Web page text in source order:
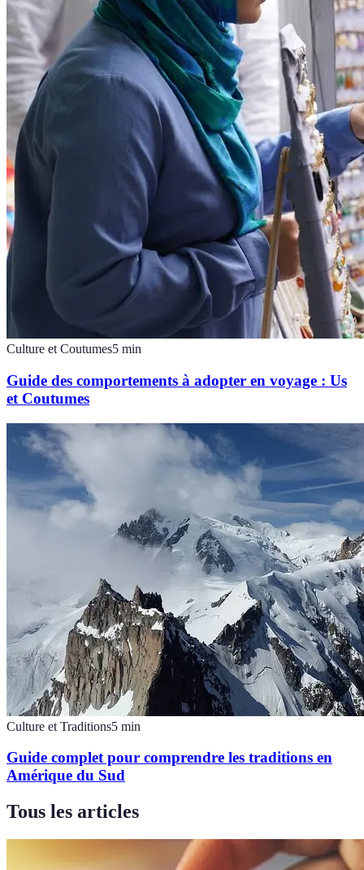
Culture et Coutumes5 min
Guide des comportements à adopter en voyage : Us
et Coutumes
Culture et Traditions5 min
Guide complet pour comprendre les traditions en
Amérique du Sud
Tous les articles